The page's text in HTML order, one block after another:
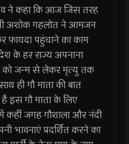
ने कहा कि आज जिस तरह
अशोक गहलोत ने आमजन
फायदा पहुंचाने का काम
के हर राज्य अपनाना
को जन्म से लेकर मृत्यु तक
ही गौ माता की बात
इस गौ माता के लिए
कहीं जगह गौशाला और नंदी
भावनाएं प्रदर्शित करने का